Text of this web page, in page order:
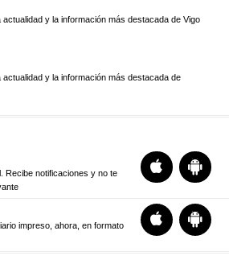
actualidad y la información más destacada de Vigo
actualidad y la información más destacada de
Recibe notificaciones y no te
impreso, ahora, en formato